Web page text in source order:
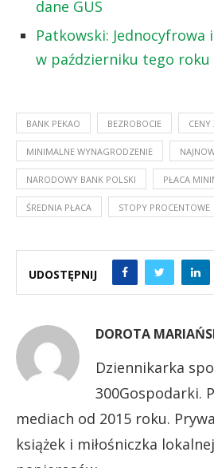
dane GUS
Patkowski: Jednocyfrowa
w październiku tego roku
BANK PEKAO BEZROBOCIE CENY
MINIMALNE WYNAGRODZENIE
NARODOWY BANK POLSKI PŁACA
ŚREDNIA PŁACA STOPY PROCENTOWE
UDOSTĘPNIJ
DOROTA
Dziennikarka
300Gospodarki.
mediach od 2015 roku.
książek i miłośniczka